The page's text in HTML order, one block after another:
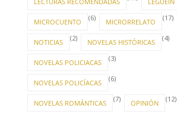
MICROCUENTO (6) MICRORRELATO (17)
NOTICIAS (2) NOVELAS HISTÓRICAS (4)
NOVELAS POLICIACAS (3)
NOVELAS POLICÍACAS (6)
NOVELAS ROMÁNTICAS (7) OPINIÓN (12)